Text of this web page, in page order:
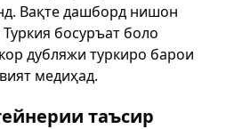
Вақте дашборд нишон
босуръат боло
дубляжи туркиро барои
медиҳад.
таъсир